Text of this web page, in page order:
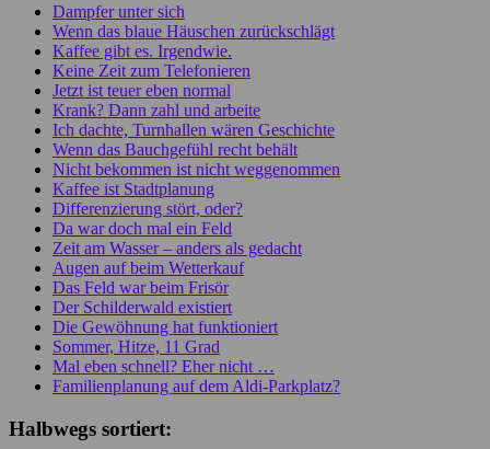
Dampfer unter sich
Wenn das blaue Häuschen zurückschlägt
Kaffee gibt es. Irgendwie.
Keine Zeit zum Telefonieren
Jetzt ist teuer eben normal
Krank? Dann zahl und arbeite
Ich dachte, Turnhallen wären Geschichte
Wenn das Bauchgefühl recht behält
Nicht bekommen ist nicht weggenommen
Kaffee ist Stadtplanung
Differenzierung stört, oder?
Da war doch mal ein Feld
Zeit am Wasser – anders als gedacht
Augen auf beim Wetterkauf
Das Feld war beim Frisör
Der Schilderwald existiert
Die Gewöhnung hat funktioniert
Sommer, Hitze, 11 Grad
Mal eben schnell? Eher nicht …
Familienplanung auf dem Aldi-Parkplatz?
Halbwegs sortiert: